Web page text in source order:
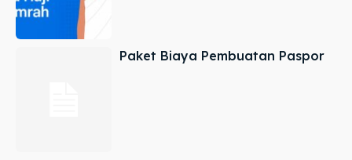
Paket Biaya Pembuatan Paspor